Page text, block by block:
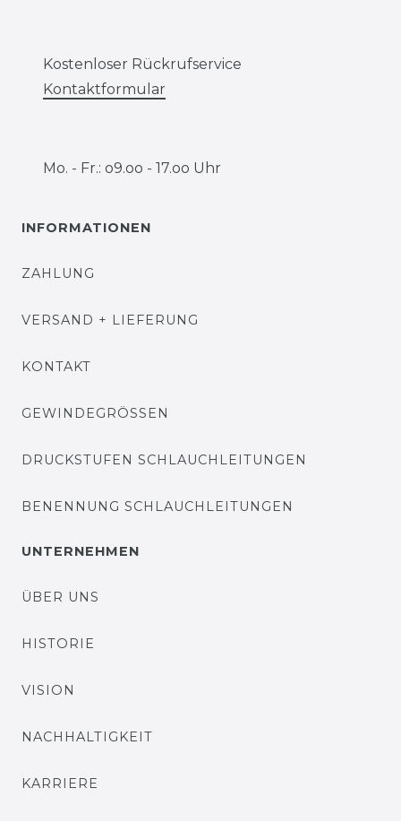
Kostenloser Rückrufservice
Kontaktformular
Mo. - Fr.: o9.oo - 17.oo Uhr
INFORMATIONEN
ZAHLUNG
VERSAND + LIEFERUNG
KONTAKT
GEWINDEGRÖSSEN
DRUCKSTUFEN SCHLAUCHLEITUNGEN
BENENNUNG SCHLAUCHLEITUNGEN
UNTERNEHMEN
ÜBER UNS
HISTORIE
VISION
NACHHALTIGKEIT
KARRIERE